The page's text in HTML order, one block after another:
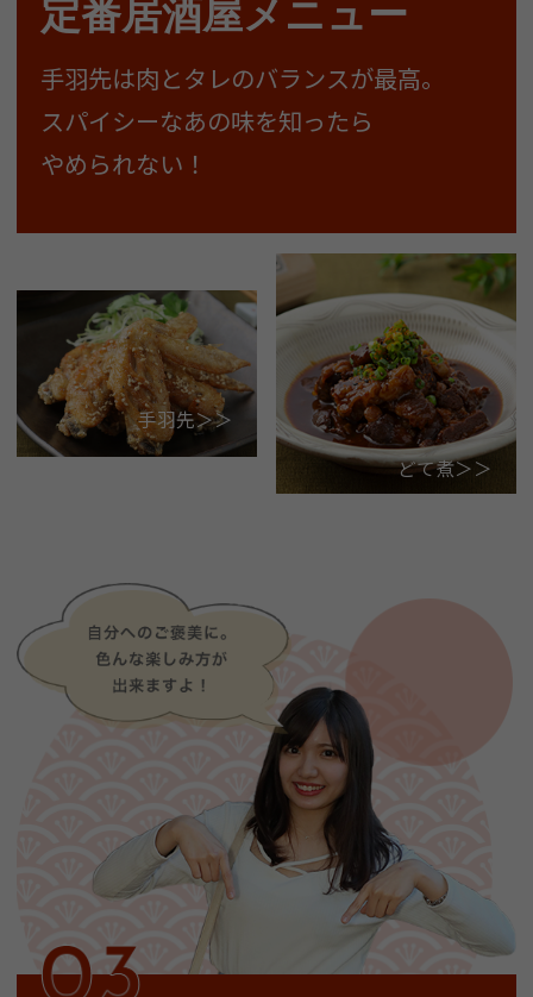
定番居酒屋メニュー
手羽先は肉とタレのバランスが最高。
スパイシーなあの味を知ったら
やめられない！
手羽先＞＞
どて煮＞＞